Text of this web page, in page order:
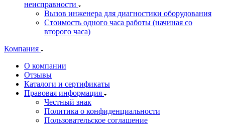
неисправности
Вызов инженера для диагностики оборудования
Стоимость одного часа работы (начиная со
второго часа)
Компания
О компании
Отзывы
Каталоги и сертификаты
Правовая информация
Честный знак
Политика о конфиденциальности
Пользовательское соглашение